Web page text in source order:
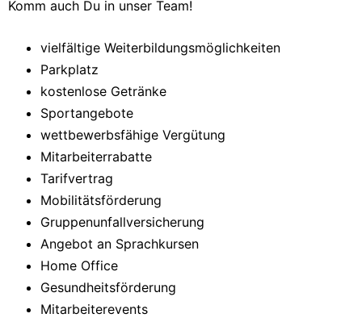
Komm auch Du in unser Team!
vielfältige Weiterbildungsmöglichkeiten
Parkplatz
kostenlose Getränke
Sportangebote
wettbewerbsfähige Vergütung
Mitarbeiterrabatte
Tarifvertrag
Mobilitätsförderung
Gruppenunfallversicherung
Angebot an Sprachkursen
Home Office
Gesundheitsförderung
Mitarbeiterevents